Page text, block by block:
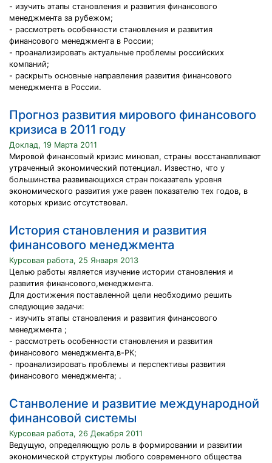
- изучить этапы становления и развития финансового
менеджмента за рубежом;
- рассмотреть особенности становления и развития
финансового менеджмента в России;
- проанализировать актуальные проблемы российских
компаний;
- раскрыть основные направления развития финансового
менеджмента в России.
Прогноз развития мирового финансового
кризиса в 2011 году
Доклад, 19 Марта 2011
Мировой финансовый кризис миновал, страны восстанавливают
утраченный экономический потенциал. Известно, что у
большинства развивающихся стран показатель уровня
экономического развития уже равен показателю тех годов, в
которых кризис отсутствовал.
История становления и развития
финансового менеджмента
Курсовая работа, 25 Января 2013
Целью работы является изучение истории становления и
развития финансового,менеджмента.
Для достижения поставленной цели необходимо решить
следующие задачи:
- изучить этапы становления и развития финансового
менеджмента ;
- рассмотреть особенности становления и развития
финансового менеджмента,в-РК;
- проанализировать проблемы и перспективы развития
финансового менеджмента; .
Станволение и развитие международной
финансовой системы
Курсовая работа, 26 Декабря 2011
Ведущую, определяющую роль в формировании и развитии
экономической структуры любого современного общества